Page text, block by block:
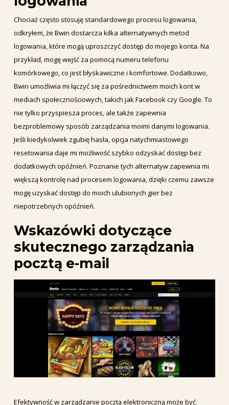
Chociaż często stosuję standardowego procesu logowania,
odkryłem, że Bwin dostarcza kilka alternatywnych metod
logowania, które mogą uproszczyć dostęp do mojego konta. Na
przykład, mogę wejść za pomocą numeru telefonu
komórkowego, co jest błyskawiczne i komfortowe. Dodatkowo,
Bwin umożliwia mi łączyć się za pośrednictwem moich kont w
mediach społecznościowych, takich jak Facebook czy Google. To
nie tylko przyspiesza proces, ale także zapewnia
bezproblemowy sposób zarządzania moimi danymi logowania.
Jeśli kiedykolwiek zgubię hasła, opcja natychmiastowego
resetowania daje mi możliwość szybko odzyskać dostęp bez
dodatkowych opóźnień. Poznanie tych alternatyw zapewnia mi
większą kontrolę nad procesem logowania, dzięki czemu zawsze
mogę uzyskać dostęp do moich ulubionych gier bez
niepotrzebnych opóźnień.
Wskazówki dotyczące
skutecznego zarządzania
pocztą e-mail
Efektywność w zarządzanie pocztą elektroniczną może być